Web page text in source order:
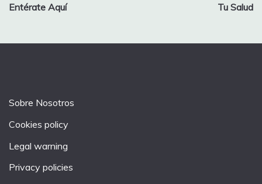
Entérate Aquí
Tu Salud
Sobre Nosotros
Cookies policy
Legal warning
Privacy policies